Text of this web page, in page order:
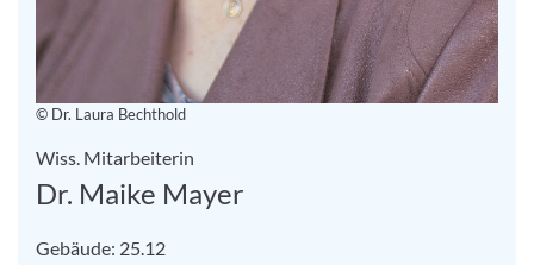
© Dr. Laura Bechthold
Wiss. Mitarbeiterin
Dr. Maike Mayer
Gebäude: 25.12